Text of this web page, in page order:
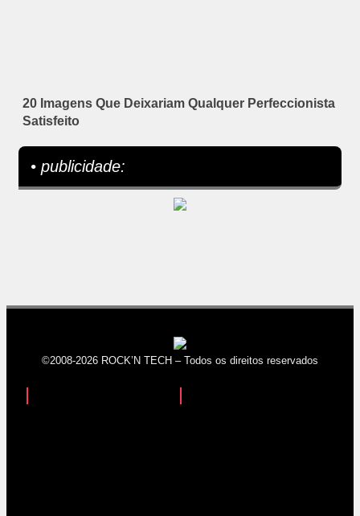
20 Imagens Que Deixariam Qualquer Perfeccionista
Satisfeito
• publicidade:
©2008-2026 ROCK’N TECH – Todos os direitos reservados